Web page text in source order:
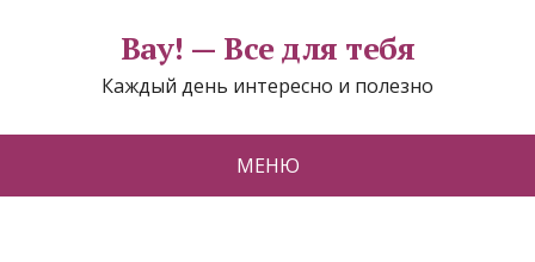
Вау! — Все для тебя
Каждый день интересно и полезно
МЕНЮ